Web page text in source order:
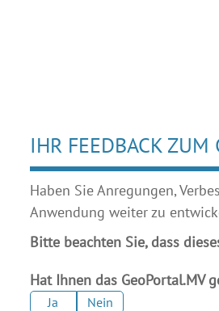
IHR FEEDBACK ZUM
Haben Sie Anregungen,
Anwendung weiter zu
Bitte beachten Sie, dass
Hat Ihnen das GeoPortal.MV
Ja Nein